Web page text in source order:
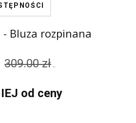
- Bluza rozpinana
309.00 zł ..
od ceny